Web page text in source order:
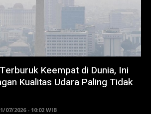
Keempat di Dunia, Ini
Kualitas Udara Paling Tidak
07/2026 - 10:02 WIB